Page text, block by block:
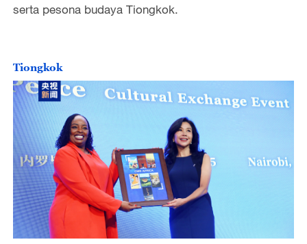
serta pesona budaya Tiongkok.
Tiongkok